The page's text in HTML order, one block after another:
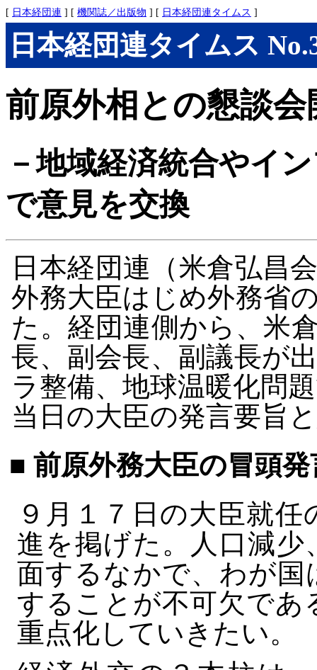
[ 日本経団連 ] [ 機関誌／出版物 ] [ 日本経団連タイムス ]
日本経団連タイムス
前原外相との懇談会
－地域経済統合やイ
で意見を交換
日本経団連（米倉弘昌
外務大臣はじめ外務省
た。経団連側から、米
長、副会長、副議長が
ラ整備、地球温暖化問
当日の大臣の発言要旨
■ 前原外務大臣の冒頭
９月１７日の大臣就
進を掲げた。人口減少
面するなかで、わが国
することが不可欠であ
重点化していきたい。